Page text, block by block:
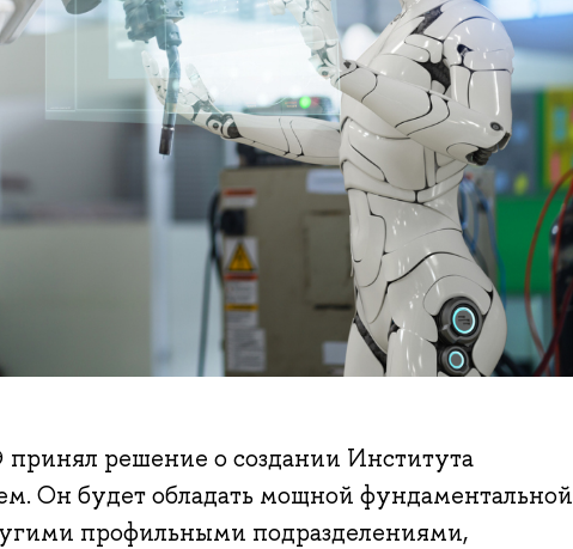
решение о создании Института
Он будет обладать мощной фундаментальной
профильными подразделениями,